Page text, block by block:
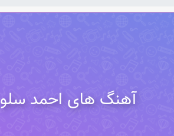
آهنگ های احمد سلو